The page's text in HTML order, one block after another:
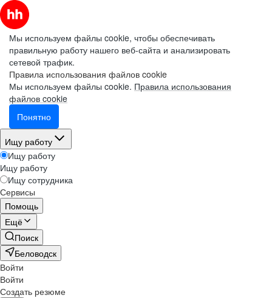
Мы используем файлы cookie, чтобы обеспечивать
правильную работу нашего веб-сайта и анализировать
сетевой трафик.
Правила использования файлов cookie
Мы используем файлы cookie. Правила использования
файлов cookie
Понятно
Ищу работу
Ищу работу
Ищу работу
Ищу сотрудника
Сервисы
Помощь
Ещё
Поиск
Беловодск
Войти
Войти
Создать резюме